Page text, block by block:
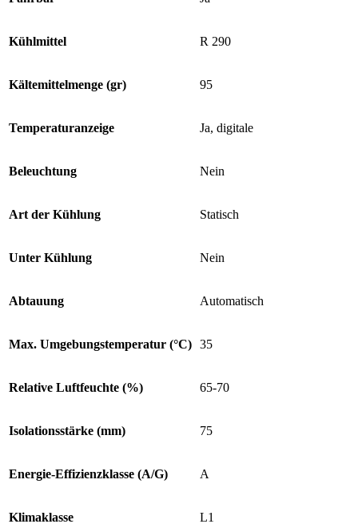
Kühlmittel R 290
Kältemittelmenge (gr) 95
Temperaturanzeige Ja, digitale
Beleuchtung Nein
Art der Kühlung Statisch
Unter Kühlung Nein
Abtauung Automatisch
Max. Umgebungstemperatur (°C) 35
Relative Luftfeuchte (%) 65-70
Isolationsstärke (mm) 75
Energie-Effizienzklasse (A/G) A
Klimaklasse L1